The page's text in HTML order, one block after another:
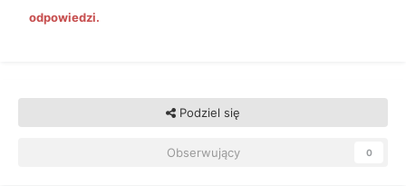
odpowiedzi.
Podziel się
Obserwujący 0